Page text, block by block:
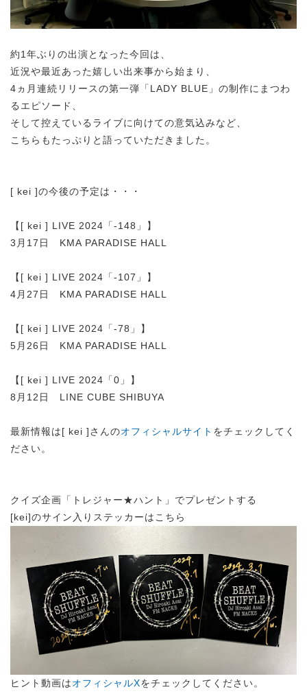
約1年ぶりの出演となった今回は、
近況や最近あった嬉しい出来事から始まり、
4ヵ月連続リリースの第一弾「LADY BLUE」の制作にまつわ
るエピソード、
そして控えているライブに向けての意気込みなど、
こちらもたっぷりと語っていただきました。
[ kei ]の今後の予定は・・・
【[ kei ] LIVE 2024「-148」】
3月17日 KMA PARADISE HALL
【[ kei ] LIVE 2024「-107」】
4月27日 KMA PARADISE HALL
【[ kei ] LIVE 2024「-78」】
5月26日 KMA PARADISE HALL
【[ kei ] LIVE 2024「0」】
8月12日 LINE CUBE SHIBUYA
最新情報は[ kei ]さんのオフィシャルサイト をチェックしてく
ださい。
クイズ企画「トレジャー★ハント」でプレゼントする
[kei]のサイン入りステッカーはこちら
ヒント動画はオフィシャルXをチェックしてください。